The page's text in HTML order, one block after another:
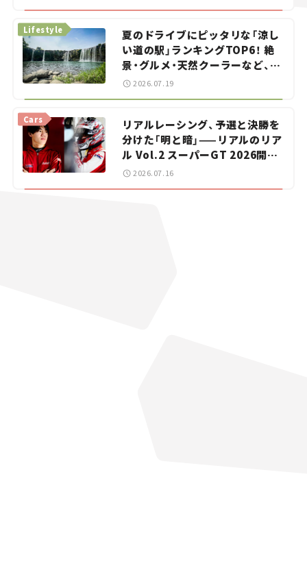
夏のドライブにピッタリな「涼し
い道の駅」ランキングTOP6！ 絶
景・グルメ・天然クーラーなど、避
暑におすすめのスポットを紹介
Lifestyle
2026.07.19
リアルレーシング、予選と決勝を
分けた「明と暗」——リアルのリア
ル Vol.2 スーパーGT 2026開幕
戦 岡山国際サーキット
Cars
2026.07.16